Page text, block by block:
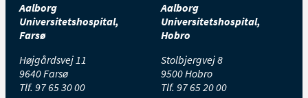
Aalborg
Universitetshospital,
Farsø
Højgårdsvej 11
9640 Farsø
Tlf. 97 65 30 00
Aalborg
Universitetshospital,
Hobro
Stolbjergvej 8
9500 Hobro
Tlf. 97 65 20 00